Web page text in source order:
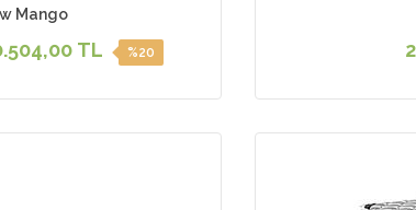
Mango
TL %20